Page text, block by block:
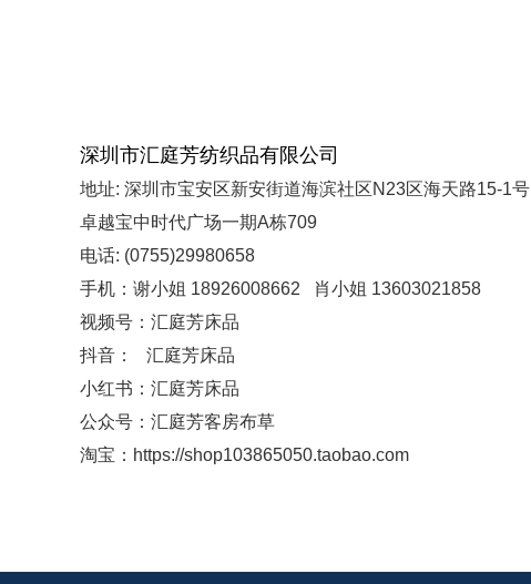
深圳市汇庭芳纺织品有限公司
地址: 深圳市宝安区新安街道海滨社区N23区海天路15-1号
卓越宝中时代广场一期A栋709
电话: (0755)29980658
手机：谢小姐 18926008662 肖小姐 13603021858
视频号：汇庭芳床品
抖音： 汇庭芳床品
小红书：汇庭芳床品
公众号：汇庭芳客房布草
淘宝：https://shop103865050.taobao.com